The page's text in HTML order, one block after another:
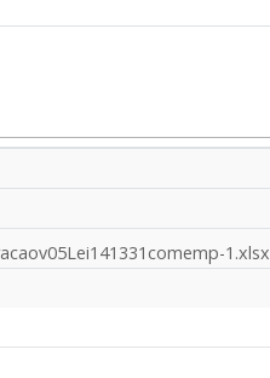
1.xlsx